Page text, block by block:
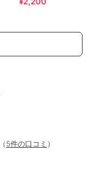
（ 5件の口コミ ）